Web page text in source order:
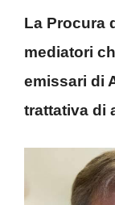
La Procura
mediatori
emissari di
trattativa di